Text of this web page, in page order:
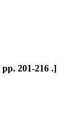
201-216 .]